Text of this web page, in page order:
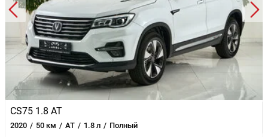
CS75 1.8 AT
2020 50 км AT 1.8 л Полный